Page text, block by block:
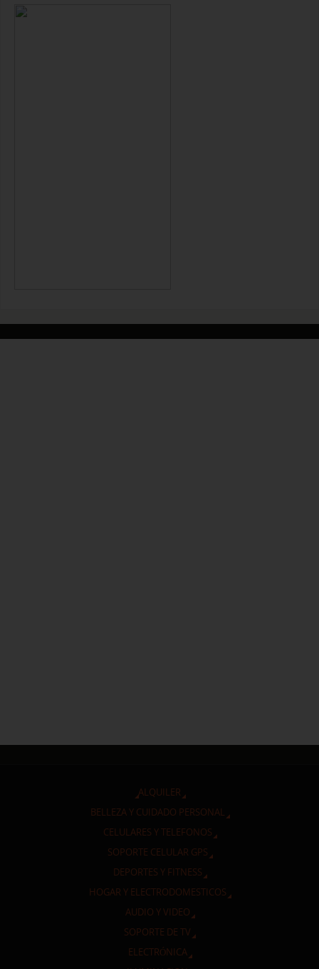
ALQUILER
BELLEZA Y CUIDADO PERSONAL
CELULARES Y TELEFONOS
SOPORTE CELULAR GPS
DEPORTES Y FITNESS
HOGAR Y ELECTRODOMESTICOS
AUDIO Y VIDEO
SOPORTE DE TV
ELECTRÓNICA